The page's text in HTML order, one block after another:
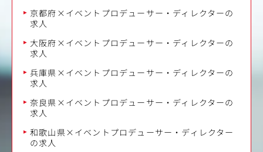
京都府×イベントプロデューサー・ディレクターの
求人
大阪府×イベントプロデューサー・ディレクターの
求人
兵庫県×イベントプロデューサー・ディレクターの
求人
奈良県×イベントプロデューサー・ディレクターの
求人
和歌山県×イベントプロデューサー・ディレクター
の求人